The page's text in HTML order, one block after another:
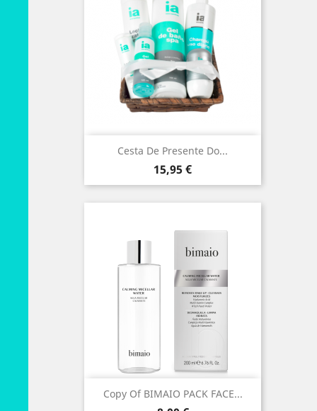
Cesta De Presente Do...
Preço
15,95 €
Copy Of BIMAIO PACK FACE...